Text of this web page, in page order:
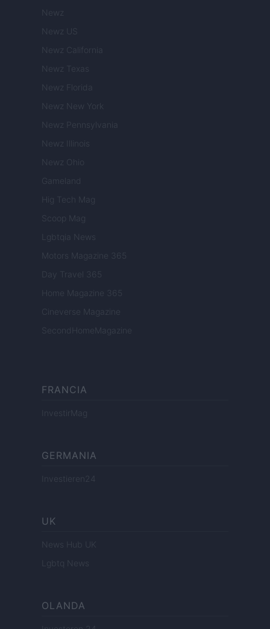
Newz
Newz US
Newz California
Newz Texas
Newz Florida
Newz New York
Newz Pennsylvania
Newz Illinois
Newz Ohio
Gameland
Hig Tech Mag
Scoop Mag
Lgbtqia News
Motors Magazine 365
Day Travel 365
Home Magazine 365
Cineverse Magazine
SecondHomeMagazine
FRANCIA
InvestirMag
GERMANIA
Investieren24
UK
News Hub UK
Lgbtq News
OLANDA